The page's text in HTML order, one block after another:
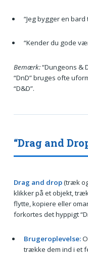
“Jeg bygger en
“Kender du gode
Bemærk:“Dungeons &
“DnD” bruges ofte
“D&D”.
“Drag and
Drag and drop(træk
klikker på et objekt,
flytte, kopiere eller
forkortes det hyppigt
Brugeroplevelse:
trække dem ind i et